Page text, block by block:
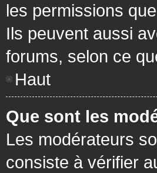
les permissions
Ils peuvent aussi
forums, selon ce
Haut
Que sont les
Les modérateurs
consiste à vérifier